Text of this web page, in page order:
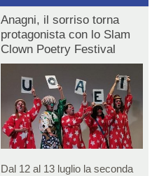
Anagni, il sorriso torna
protagonista con lo Slam
Clown Poetry Festival
Dal 12 al 13 luglio la seconda